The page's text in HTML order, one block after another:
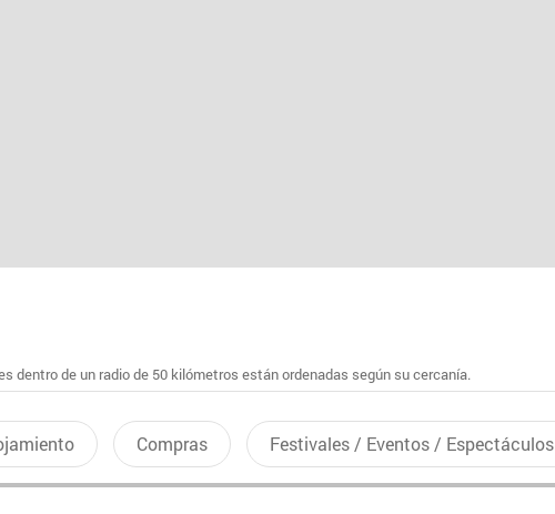
dentro de un radio de 50 kilómetros están ordenadas según su cercanía.
Compras Festivales / Eventos / Espectáculos